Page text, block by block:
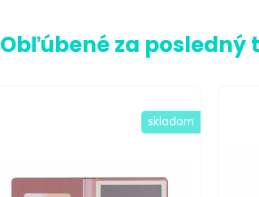
Obľúbené za posledný
skladom